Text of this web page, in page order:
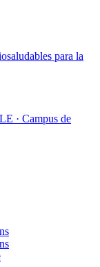
para la
· Campus de